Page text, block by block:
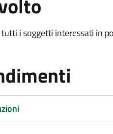
i soggetti interessati in